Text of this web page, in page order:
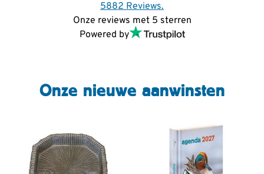
5882 Reviews.
Onze reviews met 5 sterren
Powered by
Onze nieuwe aanwinsten